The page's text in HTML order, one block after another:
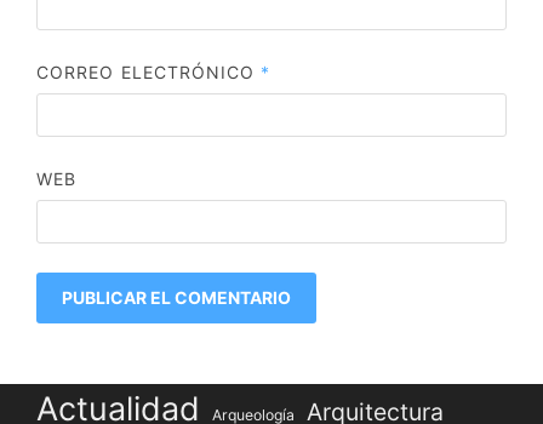
CORREO ELECTRÓNICO *
WEB
Actualidad Arqueología Arquitectura